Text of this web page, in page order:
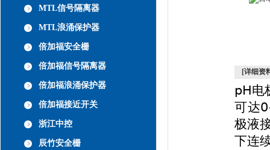
MTL信号隔离器
MTL浪涌保护器
倍加福安全栅
倍加福信号隔离器
倍加福浪涌保护器
倍加福接近开关
浙江中控
辰竹安全栅
[详细资
pH电
可达
极液
下连